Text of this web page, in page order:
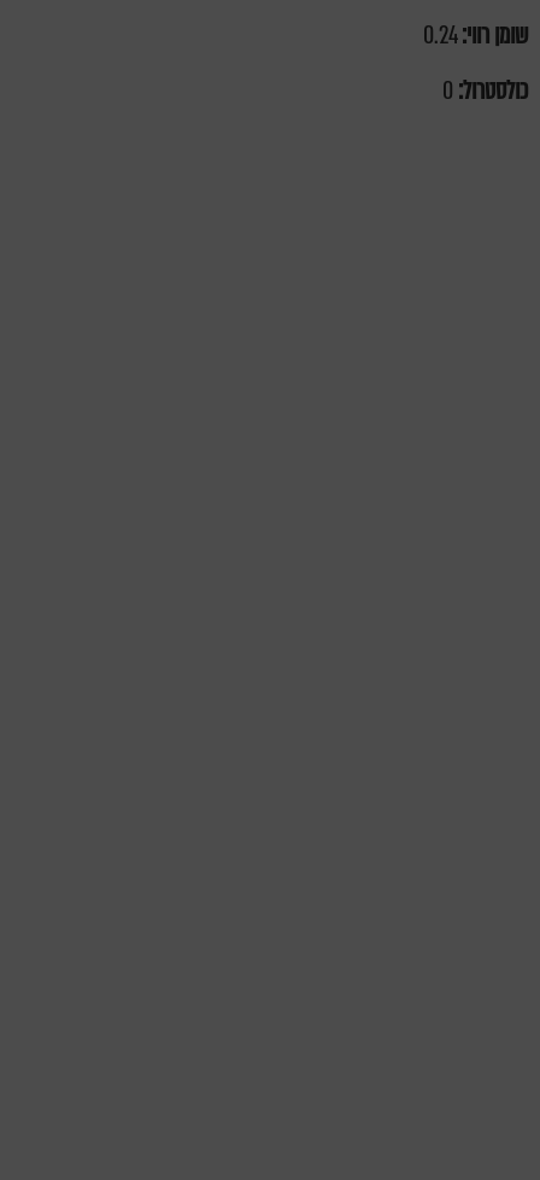
שומן רווי:0.24
כולסטרול: